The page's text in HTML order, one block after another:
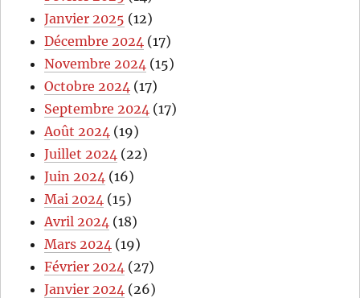
Janvier 2025 (12)
Décembre 2024 (17)
Novembre 2024 (15)
Octobre 2024 (17)
Septembre 2024 (17)
Août 2024 (19)
Juillet 2024 (22)
Juin 2024 (16)
Mai 2024 (15)
Avril 2024 (18)
Mars 2024 (19)
Février 2024 (27)
Janvier 2024 (26)